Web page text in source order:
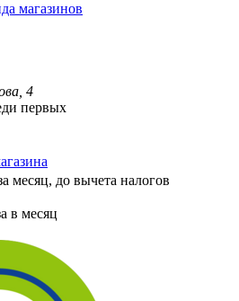
магазинов
4
первых
месяц, до вычета налогов
в месяц